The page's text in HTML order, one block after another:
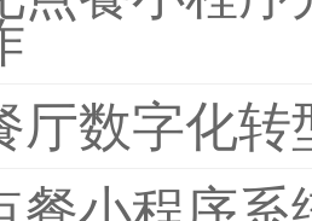
厅数字化